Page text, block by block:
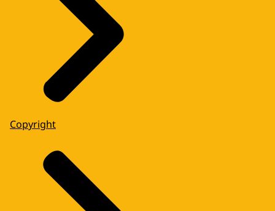
Copyright